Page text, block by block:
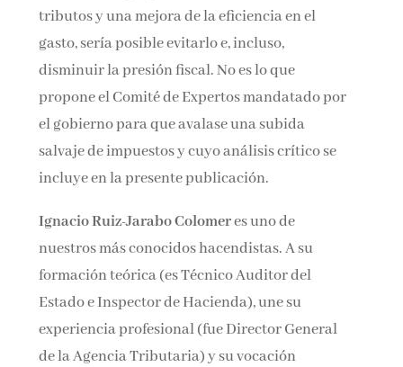
tributos y una mejora de la eficiencia en el
gasto, sería posible evitarlo e, incluso,
disminuir la presión fiscal. No es lo que
propone el Comité de Expertos mandatado por
el gobierno para que avalase una subida
salvaje de impuestos y cuyo análisis crítico se
incluye en la presente publicación.
Ignacio Ruiz-Jarabo Colomeres uno de
nuestros más conocidos hacendistas. A su
formación teórica (es Técnico Auditor del
Estado e Inspector de Hacienda), une su
experiencia profesional (fue Director General
de la Agencia Tributaria) y su vocación